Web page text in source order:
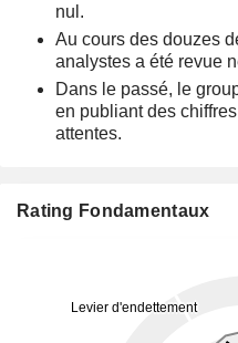
nul.
Au cours des douzes
analystes a été revue
Dans le passé, le
en publiant des
attentes.
Rating Fondamentaux